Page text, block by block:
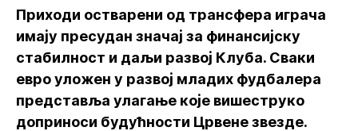
Приходи остварени од трансфера играча
имају пресудан значај за финансијску
стабилност и даљи развој Клуба. Сваки
евро уложен у развој младих фудбалера
представља улагање које вишеструко
доприноси будућности Црвене звезде.